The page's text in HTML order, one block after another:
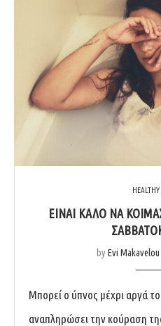
ΕΊΝΑΙ ΚΑΛΌ ΝΑ
byEvi Makavelou
Μπορεί ο ύπνος μέχρι αργά
αναπληρώσει την κούραση